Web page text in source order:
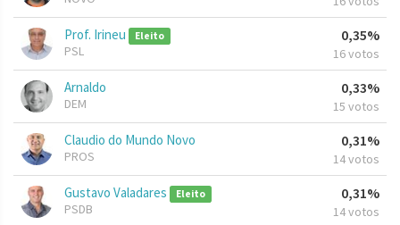
Prof. Irineu Eleito
PSL
0,35%
16 votos
Arnaldo
DEM
0,33%
15 votos
Claudio do Mundo Novo
PROS
0,31%
14 votos
Gustavo Valadares Eleito
PSDB
0,31%
14 votos